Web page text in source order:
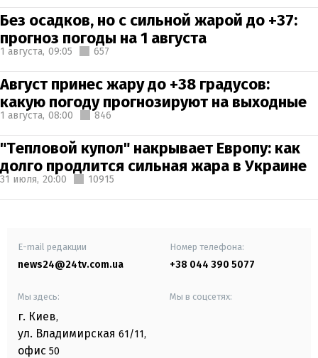
Без осадков, но с сильной жарой до +37:
прогноз погоды на 1 августа
1 августа, 09:05 657
Август принес жару до +38 градусов:
какую погоду прогнозируют на выходные
1 августа, 08:00 846
"Тепловой купол" накрывает Европу: как
долго продлится сильная жара в Украине
31 июля, 20:00 10915
E-mail редакции
news24@24tv.com.ua
Номер телефона:
+38 044 390 5077
Мы здесь:
г. Киев,
ул. Владимирская 61/11,
офис 50
Мы в соцсетях: